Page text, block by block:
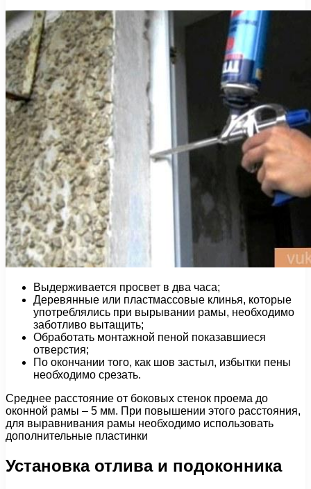
Выдерживается просвет в два часа;
Деревянные или пластмассовые клинья, которые
употреблялись при вырывании рамы, необходимо
заботливо вытащить;
Обработать монтажной пеной показавшиеся
отверстия;
По окончании того, как шов застыл, избытки пены
необходимо срезать.
Среднее расстояние от боковых стенок проема до
оконной рамы – 5 мм. При повышении этого расстояния,
для выравнивания рамы необходимо использовать
дополнительные пластинки
Установка отлива и подоконника